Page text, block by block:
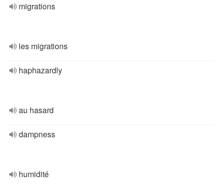
migrations
les migrations
haphazardly
au hasard
dampness
humidité